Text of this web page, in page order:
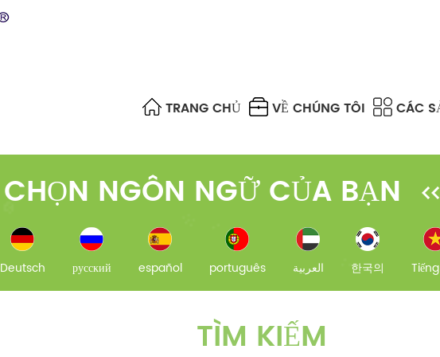
TRANG CHỦ VỀ CHÚNG TÔI CÁC
CHỌN NGÔN NGỮ CỦA BẠN
Deutsch русский español português العربية 한국의
TÌM KIẾM